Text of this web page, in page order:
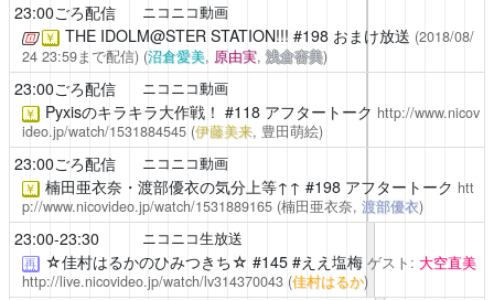
23:00ごろ配信 ニコニコ動画
￥ THE IDOLM@STER STATION!!! #198 おまけ放送 (2018/08/
24 23:59まで配信) (沼倉愛美, 原由実,浅倉杏美)
23:00ごろ配信 ニコニコ動画
￥ Pyxisのキラキラ大作戦！ #118 アフタートーク http://www.nicov
ideo.jp/watch/1531884545 (伊藤美来, 豊田萌絵)
23:00ごろ配信 ニコニコ動画
￥ 楠田亜衣奈・渡部優衣の気分上等↑↑ #198 アフタートーク htt
p://www.nicovideo.jp/watch/1531889165 (楠田亜衣奈, 渡部優衣)
23:00-23:30 ニコニコ生放送
再 ☆佳村はるかのひみつきち☆ #145 #ええ塩梅 ゲスト: 大空直美
http://live.nicovideo.jp/watch/lv314370043 (佳村はるか)